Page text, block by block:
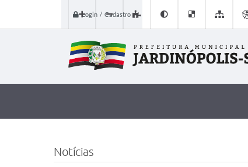
Login / Cadastro
Notícias